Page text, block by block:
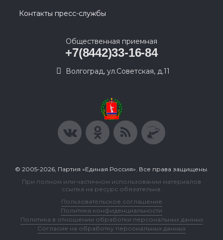
Контакты пресс-службы
Общественная приемная
+7(8442)33-16-84
Волгоград, ул.Советская, д.11
© 2005-2026, Партия «Единая Россия». Все права защищены.
При полном или частичном использовании материалов
ссылка на ресурс обязательна.
Пользовательское соглашение
Политика конфиденциальности
Политика в отношении обработки персональных данных
Согласие на обработку персональных данных